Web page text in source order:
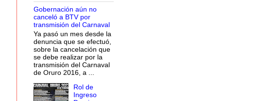
Gobernación aún no
canceló a BTV por
transmisión del Carnaval
Ya pasó un mes desde la
denuncia que se efectuó,
sobre la cancelación que
se debe realizar por la
transmisión del Carnaval
de Oruro 2016, a ...
Rol de
Ingreso